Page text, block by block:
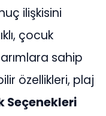
ilişkisini
çocuk
sahip
özellikleri, plaj
Seçenekleri